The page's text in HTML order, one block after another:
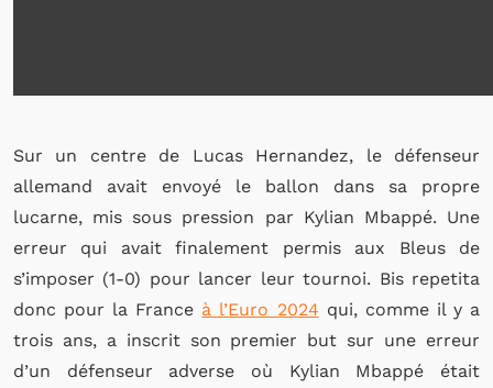
Sur un centre de Lucas Hernandez, le défenseur
allemand avait envoyé le ballon dans sa propre
lucarne, mis sous pression par Kylian Mbappé. Une
erreur qui avait finalement permis aux Bleus de
s’imposer (1-0) pour lancer leur tournoi. Bis repetita
donc pour la France à l’Euro 2024 qui, comme il y a
trois ans, a inscrit son premier but sur une erreur
d’un défenseur adverse où Kylian Mbappé était